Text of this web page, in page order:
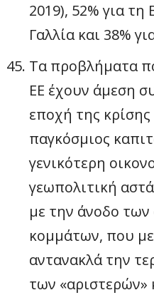
2019), 52% για τη
Γαλλία και 38%
Τα προβλήματα
ΕΕ έχουν άμεση
εποχή της
παγκόσμιος
γενικότερη
γεωπολιτική
με την άνοδο των
κομμάτων, που
αντανακλά την
των